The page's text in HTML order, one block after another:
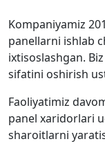
Kompaniyamiz
panellarni ishlab
ixtisoslashgan.
sifatini oshirish
Faoliyatimiz
panel xaridorlari
sharoitlarni